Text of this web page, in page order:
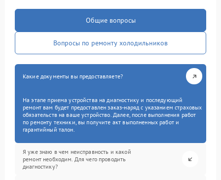
Общие вопросы
Вопросы по ремонту холодильников
Какие документы вы предоставляете?
На этапе приема устройства на диагностику и последующий
ремонт вам будет предоставлен заказ-наряд с указанием страховых
обязательств на ваше устройство. Далее, после выполнения работ
по ремонту техники, вы получите акт выполненных работ и
гарантийный талон.
Я уже знаю в чем неисправность и какой
ремонт необходим. Для чего проводить
диагностику?